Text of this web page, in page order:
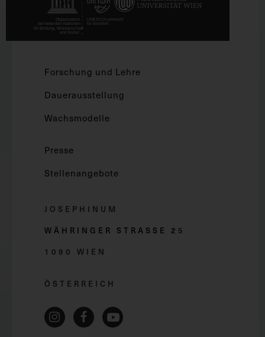
Forschung und Lehre
Dauerausstellung
Wachsmodelle
Presse
Stellenangebote
JOSEPHINUM
WÄHRINGER STRASSE 2 5
1090 WIEN
ÖSTERREICH